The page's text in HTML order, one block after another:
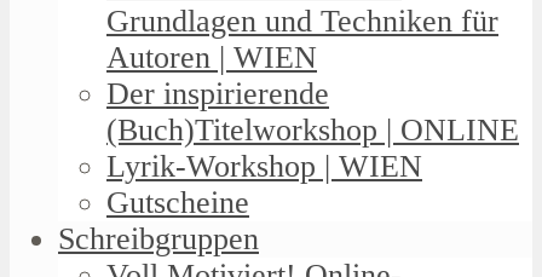
Grundlagen und Techniken für
Autoren | WIEN
Der inspirierende
(Buch)Titelworkshop | ONLINE
Lyrik-Workshop | WIEN
Gutscheine
Schreibgruppen